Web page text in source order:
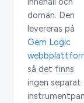
domän. Den
levereras på
Gem Logic
så det finns
ingen separat